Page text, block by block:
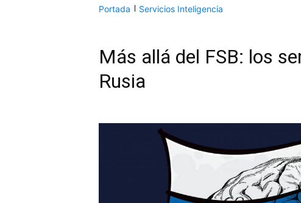
Portada Servicios Inteligencia
Más allá del FSB: los
Rusia